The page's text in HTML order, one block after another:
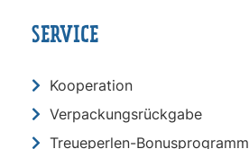
SERVICE
Kooperation
Verpackungsrückgabe
Treueperlen-Bonusprogramm